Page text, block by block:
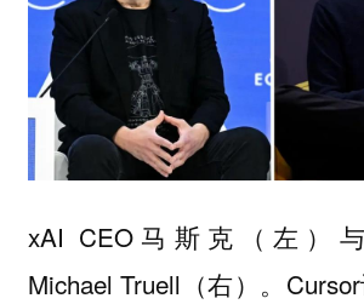
xAI CEO马斯克（左）与
Michael Truell（右）。